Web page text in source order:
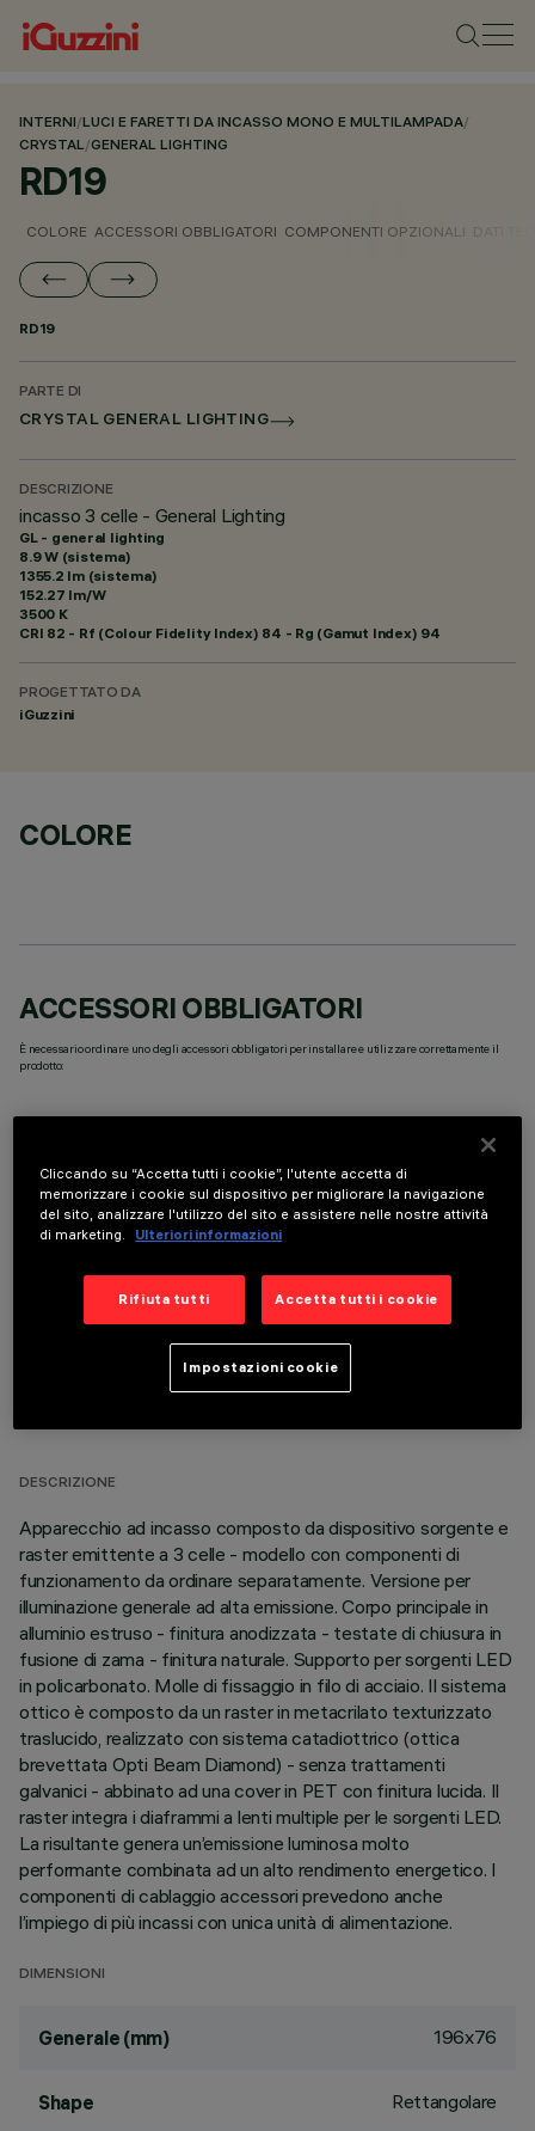
INTERNI/LUCI E FARETTI DA INCASSO MONO E MULTILAMPADA/
CRYSTAL/GENERAL LIGHTING
RD19
COLORE ACCESSORI OBBLIGATORI COMPONENTI OPZIONALI
RD19
PARTE DI
CRYSTAL GENERAL LIGHTING
DESCRIZIONE
incasso 3 celle - General Lighting
GL - general lighting
8.9 W (sistema)
1355.2 lm (sistema)
152.27 lm/W
3500 K
CRI 82 - Rf (Colour Fidelity Index) 84 - Rg (Gamut Index) 94
PROGETTATO DA
iGuzzini
COLORE
ACCESSORI OBBLIGATORI
È necessario ordinare uno degli accessori obbligatori per installare e utilizzare correttamente il
prodotto:
COMPONENTI OPZIONALI
DATI TECNICI
DESCRIZIONE
Apparecchio ad incasso composto da dispositivo sorgente e
raster emittente a 3 celle - modello con componenti di
funzionamento da ordinare separatamente. Versione per
illuminazione generale ad alta emissione. Corpo principale in
alluminio estruso - finitura anodizzata - testate di chiusura in
fusione di zama - finitura naturale. Supporto per sorgenti LED
in policarbonato. Molle di fissaggio in filo di acciaio. Il sistema
ottico è composto da un raster in metacrilato texturizzato
traslucido, realizzato con sistema catadiottrico (ottica
brevettata Opti Beam Diamond) - senza trattamenti
galvanici - abbinato ad una cover in PET con finitura lucida. Il
raster integra i diaframmi a lenti multiple per le sorgenti LED.
La risultante genera un’emissione luminosa molto
performante combinata ad un alto rendimento energetico. I
componenti di cablaggio accessori prevedono anche
l’impiego di più incassi con unica unità di alimentazione.
DIMENSIONI
Generale (mm) 196x76
Shape Rettangolare
Cliccando su “Accetta tutti i cookie”, l'utente accetta di
memorizzare i cookie sul dispositivo per migliorare la navigazione
del sito, analizzare l'utilizzo del sito e assistere nelle nostre attività
di marketing.
Ulteriori informazioni
Rifiuta tutti Accetta tutti i cookie
Impostazioni cookie